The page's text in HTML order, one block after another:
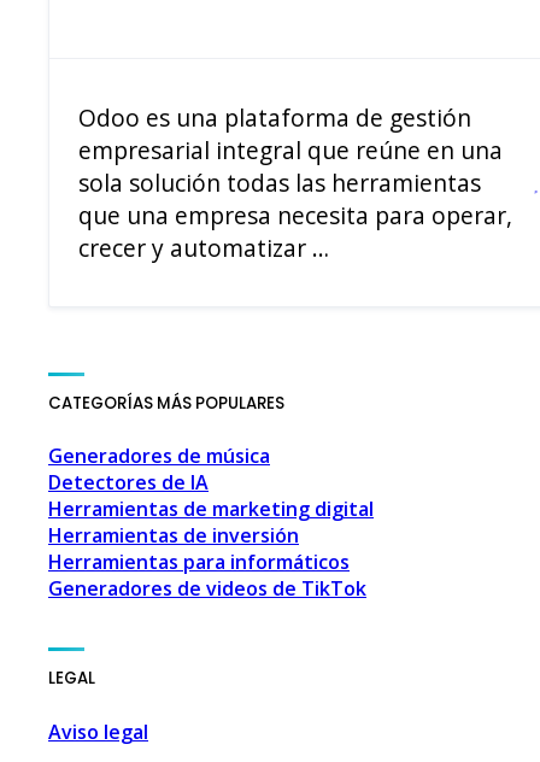
Odoo es una plataforma de gestión
empresarial integral que reúne en una
sola solución todas las herramientas
que una empresa necesita para operar,
crecer y automatizar …
CATEGORÍAS MÁS POPULARES
Generadores de música
Detectores de IA
Herramientas de marketing digital
Herramientas de inversión
Herramientas para informáticos
Generadores de videos de TikTok
LEGAL
Aviso legal